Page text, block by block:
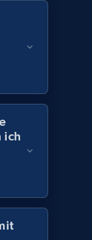
Initial
ich